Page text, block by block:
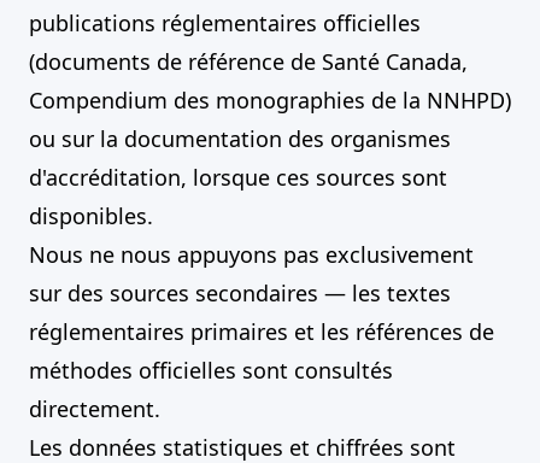
publications réglementaires officielles
(documents de référence de Santé Canada,
Compendium des monographies de la NNHPD)
ou sur la documentation des organismes
d'accréditation, lorsque ces sources sont
disponibles.
Nous ne nous appuyons pas exclusivement
sur des sources secondaires — les textes
réglementaires primaires et les références de
méthodes officielles sont consultés
directement.
Les données statistiques et chiffrées sont